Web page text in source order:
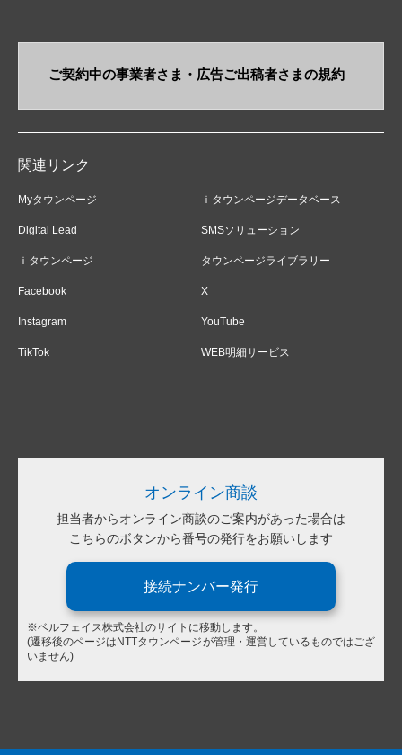
ご契約中の事業者さま・​広告ご出稿者さまの規約
関連リンク
Myタウンページ ｉタウンページデータベース
Digital Lead SMSソリューション
ｉタウンページ タウンページライブラリー
Facebook X
Instagram YouTube
TikTok WEB明細サービス
オンライン商談
担当者からオンライン商談のご案内があった場合は
こちらのボタンから番号の発行をお願いします
接続ナンバー発行
※ベルフェイス株式会社のサイトに移動します。
(遷移後のページはNTTタウンページが管理・運営しているものではござ
いません)